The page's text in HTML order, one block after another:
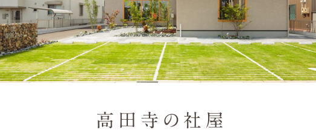
高田寺の社屋